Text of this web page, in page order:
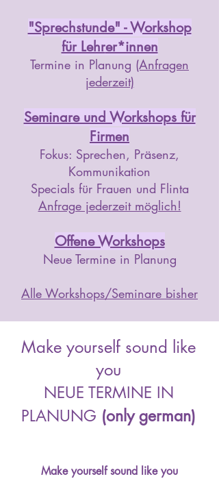
"Sprechstunde" - Workshop
für Lehrer*innen
Termine in Planung (Anfragen
jederzeit)
Seminare und Workshops für
Firmen
Fokus: Sprechen, Präsenz,
Kommunikation
Specials für Frauen und Flinta
Anfrage jederzeit möglich!
Offene Workshops
Neue Termine in Planung
Alle Workshops/Seminare bisher
Make yourself sound like
you
NEUE TERMINE IN
PLANUNG (only german)
Make yourself sound like you